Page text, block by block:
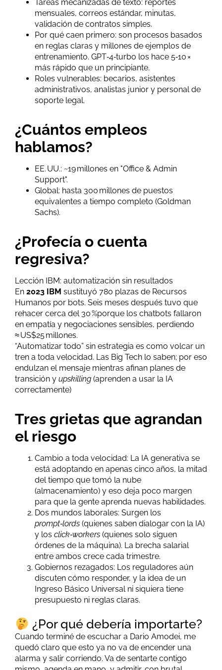
Tareas mecanizadas de texto: reportes
mensuales, correos estándar, minutas,
validación de contratos simples.
Por qué caen primero: son procesos basados
en reglas claras y millones de ejemplos de
entrenamiento. GPT‑4‑turbo los hace 5‑10 ×
más rápido que un principiante.
Roles vulnerables: becarios, asistentes
administrativos, analistas junior y personal de
soporte legal.
¿Cuántos empleos
hablamos?
EE. UU.: ~19 millones en "Office & Admin
Support".
Global: hasta 300 millones de puestos
equivalentes a tiempo completo (Goldman
Sachs).
¿Profecía o cuenta
regresiva?
Lección IBM: automatización sin resultados
En 2023 IBM sustituyó 780 plazas de Recursos
Humanos por bots. Seis meses después tuvo que
rehacer cerca del 30 %porque los chatbots fallaron
en empatía y negociaciones sensibles, perdiendo
≈ US$25 millones.
“Automatizar todo” sin estrategia es como volcar un
tren a toda velocidad. Las Big Tech lo saben; por eso
endulzan el mensaje mientras afinan planes de
transición y upskilling (aprenden a usar la IA
correctamente)
Tres grietas que agrandan
el riesgo
Cambio a toda velocidad: La IA generativa se
está adoptando en apenas cinco años, la mitad
del tiempo que tomó la nube
(almacenamiento) y eso deja poco margen
para que la gente aprenda nuevas habilidades.
Dos mundos laborales: Surgen los
prompt‑lords (quienes saben dialogar con la IA)
y los click‑workers (quienes solo siguen
órdenes de la máquina). La brecha salarial
entre ambos crece cada trimestre.
Gobiernos rezagados: Los reguladores aún
discuten cómo responder, y la idea de un
Ingreso Básico Universal ni siquiera tiene
presupuesto ni reglas claras.
¿Por qué debería importarte?
Cuando terminé de escuchar a Dario Amodei, me
quedó claro que esto ya no va de encender una
alarma y salir corriendo. Va de sentarte contigo